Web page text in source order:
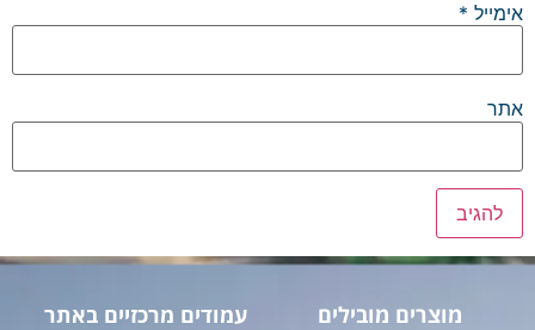
אימייל *
אתר
מוצרים מובילים עמודים מרכזיים באתר